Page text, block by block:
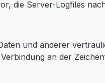
die Server-Logfiles
und anderer
an der